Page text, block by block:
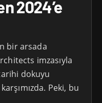
2024’e
bir arsada
imzasıyla
dokuyu
Peki, bu